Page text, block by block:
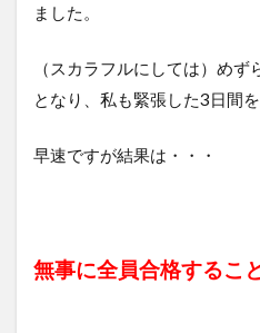
ました。
（スカラフルにしては）め
となり、私も緊張した3日間
早速ですが結果は・・・
無事に全員合格するこ